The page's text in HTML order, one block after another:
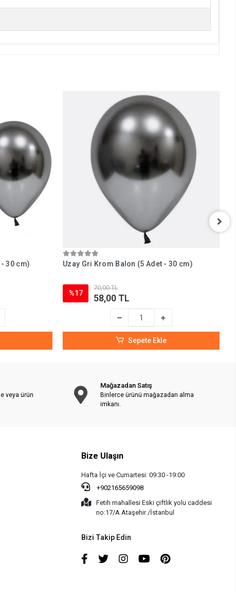
30 cm) Uzay Gri Krom Balon (5 Adet - 30 cm)
%17
70,00 TL
58,00 TL
Sepete Ekle
veya ürün
Mağazadan Satış
Binlerce ürünü mağazadan alma
imkanı.
Bize Ulaşın
Hafta İçi ve Cumartesi: 09:30 -19:00
+902165659098
Fetih mahallesi Eski çiftlik yolu caddesi
no:17/A Ataşehir /İstanbul
Bizi Takip Edin